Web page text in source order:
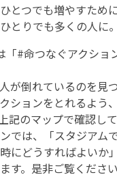
とつでも増やすために
とりでも多くの人に。
「#命つなぐアクショ
が倒れているのを見
ションをとれるよう
記のマップで確認し
では、「スタジアム
にどうすればよいか
す。是非ご覧ください